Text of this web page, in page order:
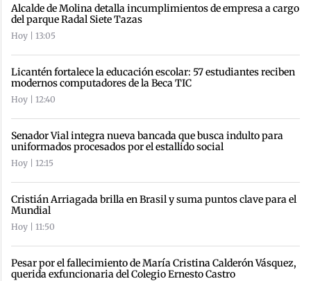
Alcalde de Molina detalla incumplimientos de empresa a cargo
del parque Radal Siete Tazas
Hoy | 13:05
Licantén fortalece la educación escolar: 57 estudiantes reciben
modernos computadores de la Beca TIC
Hoy | 12:40
Senador Vial integra nueva bancada que busca indulto para
uniformados procesados por el estallido social
Hoy | 12:15
Cristián Arriagada brilla en Brasil y suma puntos clave para el
Mundial
Hoy | 11:50
Pesar por el fallecimiento de María Cristina Calderón Vásquez,
querida exfuncionaria del Colegio Ernesto Castro